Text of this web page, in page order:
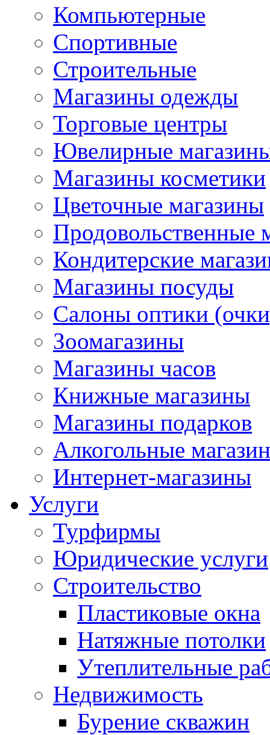
Компьютерные
Спортивные
Строительные
Магазины одежды
Торговые центры
Ювелирные
Магазины косметики
Цветочные магазины
Продовольственные
Кондитерские
Магазины посуды
Салоны оптики
Зоомагазины
Магазины часов
Книжные магазины
Магазины подарков
Алкогольные
Интернет-магазины
Услуги
Турфирмы
Юридические услуги
Строительство
Пластиковые окна
Натяжные потолки
Утеплительные
Недвижимость
Бурение скважин